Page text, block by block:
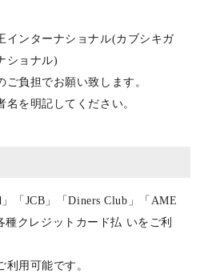
インターナショナル(カブシキガ
ショナル)
負担でお願い致します。
を明記してください。
」「JCB」「Diners Club」「AME
種クレジットカード払 いをご利
用可能です。